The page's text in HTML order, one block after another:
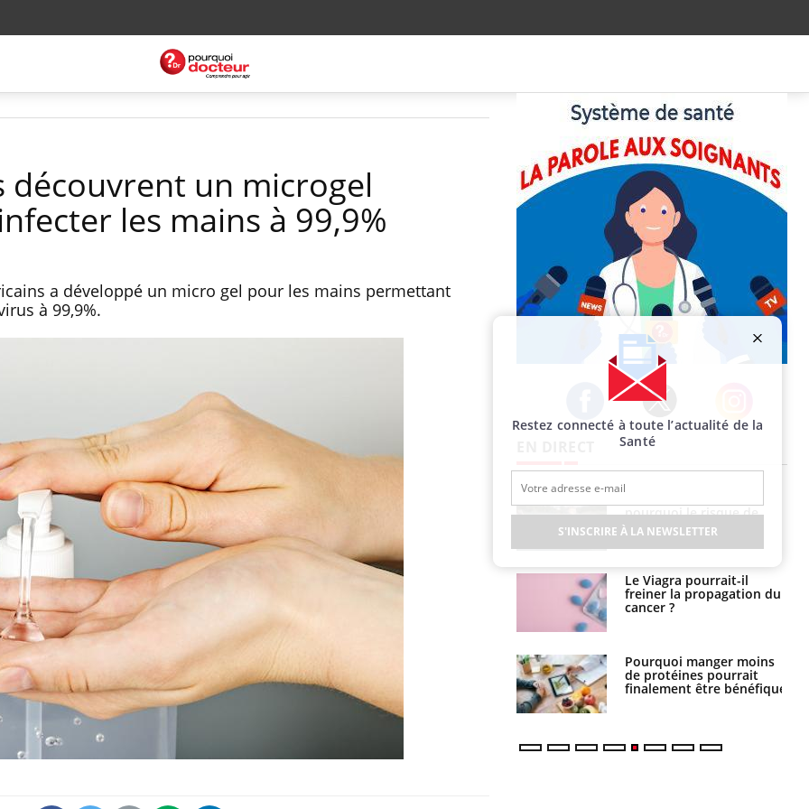
découvrent un microgel
les mains à 99,9%
a développé un micro gel pour les mains permettant
à 99,9%.
Facebook Twitter Instagram
Chikungunya, dengue,
West Nile : que se passe-
t-il dans le sud de la
France ?
Les médicaments GLP-1
protègent-ils aussi les os
?
Cytomégalovirus : ce qui
change dans la prise en
charge des femmes
enceintes
VIH : la fin du comprimé
jours de vos vacances ?
pourquoi le risque de
noyade grimpe-t-il ?
Le Viagra pourrait-il
freiner la propagation du
cancer ?
Pourquoi manger moins
de protéines pourrait
finalement être bénéfique
Restez connecté à toute l’actualité de la
Santé
S'INSCRIRE À LA NEWSLETTER